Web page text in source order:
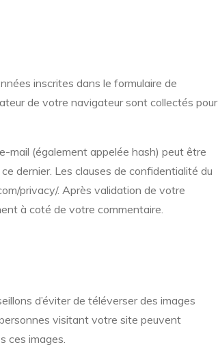
inscrites dans le formulaire de
de votre navigateur sont collectés pour
mail (également appelée hash) peut être
dernier. Les clauses de confidentialité du
privacy/. Après validation de votre
à coté de votre commentaire.
d’éviter de téléverser des images
visitant votre site peuvent
ces images.